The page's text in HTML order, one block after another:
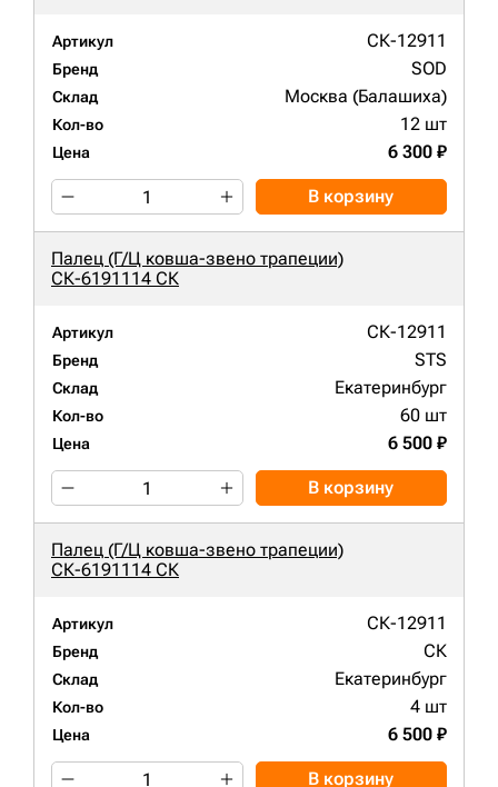
Артикул СК-12911
Бренд SOD
Склад Москва (Балашиха)
Кол-во 12 шт
Цена 6 300 ₽
В корзину
Палец (Г/Ц ковша-звено трапеции)
СК-6191114 СК
Артикул СК-12911
Бренд STS
Склад Екатеринбург
Кол-во 60 шт
Цена 6 500 ₽
В корзину
Палец (Г/Ц ковша-звено трапеции)
СК-6191114 СК
Артикул СК-12911
Бренд СК
Склад Екатеринбург
Кол-во 4 шт
Цена 6 500 ₽
В корзину